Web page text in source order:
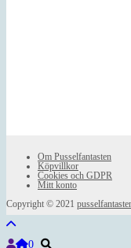
Om Pusselfantasten
Köpvillkor
Cookies och GDPR
Mitt konto
Copyright © 2021
0